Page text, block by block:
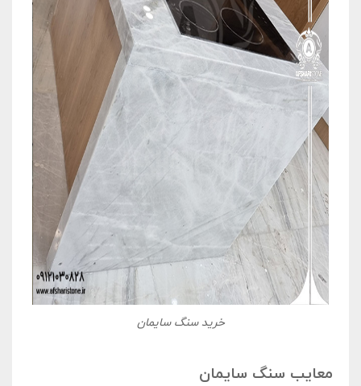
خرید سنگ سایمان
معایب سنگ سایمان